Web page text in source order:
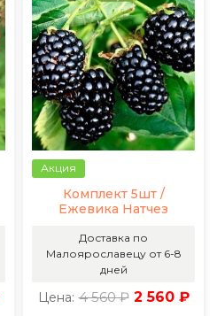
Акция
Комплект 5шт /
Ежевика Натчез
Доставка по
Малоярославецу от 6-8
дней
Цена: 4 560 ₽ 2 560 ₽